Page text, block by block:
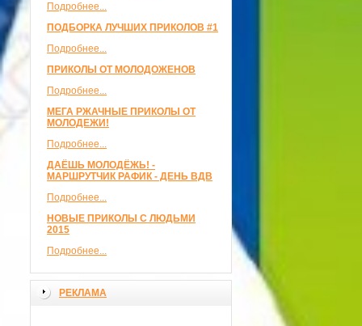
Подробнее...
ПОДБОРКА ЛУЧШИХ ПРИКОЛОВ #1
Подробнее...
ПРИКОЛЫ ОТ МОЛОДОЖЕНОВ
Подробнее...
МЕГА РЖАЧНЫЕ ПРИКОЛЫ ОТ
МОЛОДЕЖИ!
Подробнее...
ДАЁШЬ МОЛОДЁЖЬ! -
МАРШРУТЧИК РАФИК - ДЕНЬ ВДВ
Подробнее...
НОВЫЕ ПРИКОЛЫ С ЛЮДЬМИ
2015
Подробнее...
РЕКЛАМА